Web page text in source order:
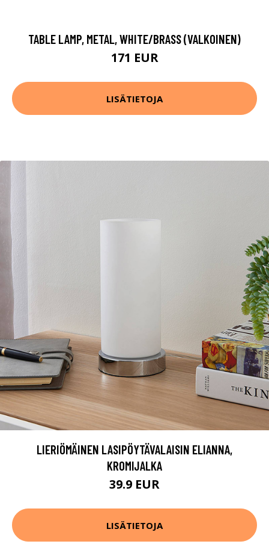
TABLE LAMP, METAL, WHITE/BRASS (VALKOINEN)
171 EUR
LISÄTIETOJA
LIERIÖMÄINEN LASIPÖYTÄVALAISIN ELIANNA,
KROMIJALKA
39.9 EUR
LISÄTIETOJA